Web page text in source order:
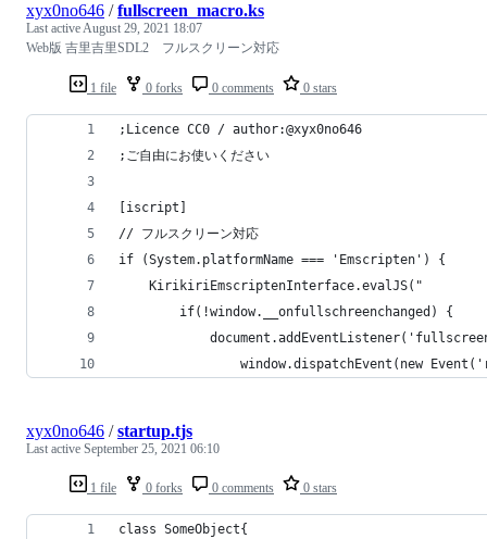
1 file 0 forks 0 comments 0 stars
xyx0no646 /fullscreen_macro.ks
Last activeAugust 29, 2021 18:07
Web版 吉里吉里SDL2 フルスクリーン対応
;Licence CC0 / author:@xyx0no646
;ご自由にお使いください
[iscript]
// フルスクリーン対応
if (System.platformName === 'Emscripten') {
    KirikiriEmscriptenInterface.evalJS("
        if(!window.__onfullschreenchanged) {
window.dispatchEvent(new
1 file 0 forks 0 comments 0 stars
xyx0no646 /startup.tjs
Last active September 25, 2021 06:10
class SomeObject{